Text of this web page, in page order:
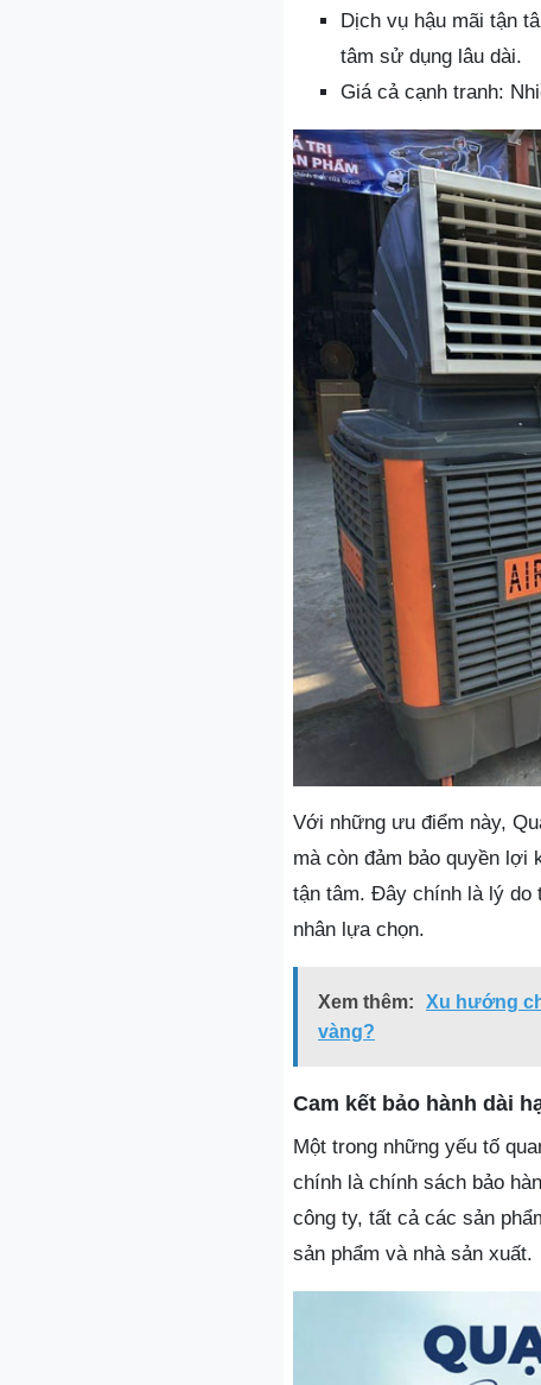
Dịch vụ hậu mãi tận
tâm sử dụng lâu dài.
Giá cả cạnh tranh:
Với những ưu điểm này,
mà còn đảm bảo quyền lợi
tận tâm. Đây chính là lý do
nhân lựa chọn.
Xem thêm:
Xu hướng
vàng?
Cam kết bảo hành dài
Một trong những yếu tố
chính là chính sách bảo
công ty, tất cả các sản
sản phẩm và nhà sản xuất.